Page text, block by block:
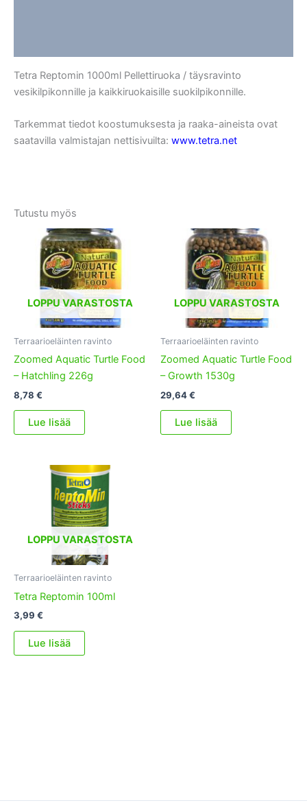
Tetra Reptomin 1000ml Pellettiruoka / täysravinto
vesikilpikonnille ja kaikkiruokaisille suokilpikonnille.
Tarkemmat tiedot koostumuksesta ja raaka-aineista ovat
saatavilla valmistajan nettisivuilta: www.tetra.net
Tutustu myös
LOPPU VARASTOSTA
Terraarioeläinten ravinto
Zoomed Aquatic Turtle Food
– Hatchling 226g
8,78 €
Lue lisää
LOPPU VARASTOSTA
Terraarioeläinten ravinto
Zoomed Aquatic Turtle Food
– Growth 1530g
29,64€
Lue lisää
LOPPU VARASTOSTA
Terraarioeläinten ravinto
Tetra Reptomin 100ml
3,99 €
Lue lisää